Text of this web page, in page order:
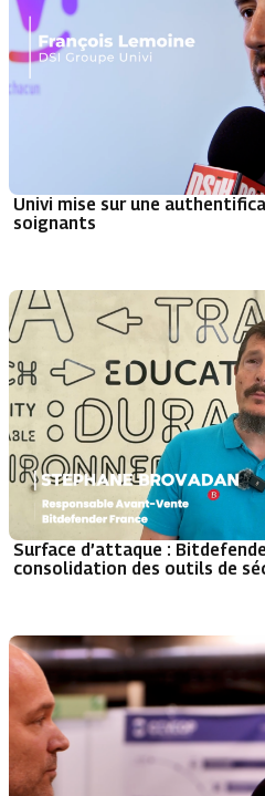
Univi mise sur une
soignants
Surface d’attaque :
consolidation des outils de